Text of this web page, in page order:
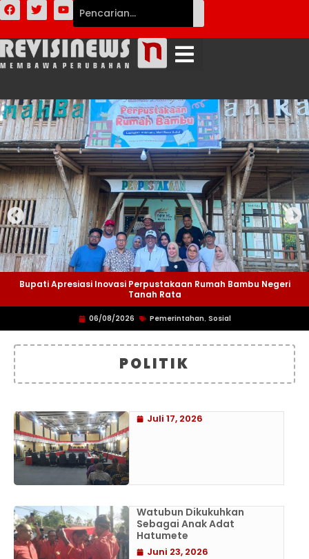
Bupati Apresiasi Inovasi Perpustakaan Rumah Bambu Negeri
Tanah Rata
06/08/2026 Pemerintahan, Sosial
POLITIK
Juli 17, 2026
Watubun Dikukuhkan
Sebagai Anak Adat
Hatumete
Juni 23, 2026